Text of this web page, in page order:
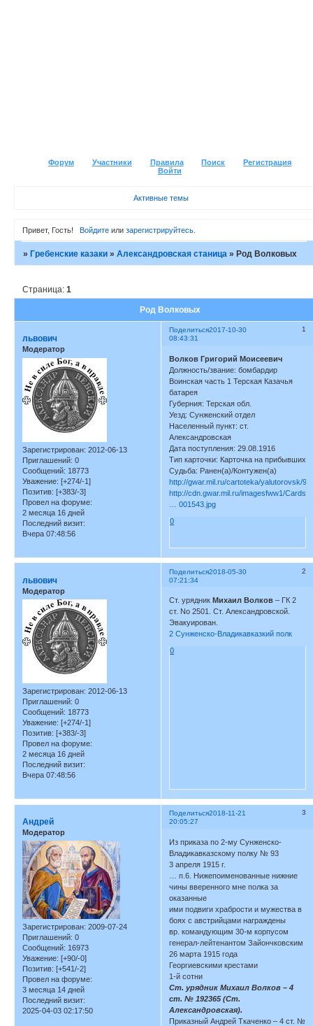
Форум Участники Правила Поиск
Регистрация
Войти
Активные темы
Привет, Гость! Войдитеили зарегистрируйтесь.
»Гребенские казаки »Александровская станица »Род Волковых
Род Волковых
Страница:1
Поделиться 1
2017-10-30
08:43:31
львович
Модератор
Зарегистрирован: 2012-06-13
Приглашений: 0
Сообщений: 18773
Уважение: [+274/-1]
Позитив: [+383/-3]
Провел на форуме:
2 месяца 16 дней
Последний визит:
Вчера 07:48:56
Волков Григорий Моисеевич
Должность/звание: бомбардир
Воинская часть 1 Терская Казачья
батарея
Губерния: Терская обл.
Уезд: Сунженский отдел
Населенный пункт: ст.
Александровская
Дата поступления: 29.08.1916
Тип карточки: Карточка на прибывших
Судьба: Ранен(а)/Контужен(а)
http://gwar.mil.ru/cartoteka/yalutorovsk/
http://cdn.gwar.mil.ru/imagesfww1/Cards
… 001543.jpg
0
Поделиться 2
2018-05-30
07:21:34
львович
Модератор
Зарегистрирован: 2012-06-13
Приглашений: 0
Сообщений: 18773
Уважение: [+274/-1]
Позитив: [+383/-3]
Провел на форуме:
2 месяца 16 дней
Последний визит:
Вчера 07:48:56
Ст. урядник Михаил Волков – ГК 2
ст. No 2501. Ст. Александровской.
Эвакуирован.
2 Сунженско-Владикавказкий полк
0
Поделиться 3
2018-11-21
20:05:27
Андрей
Модератор
Зарегистрирован: 2009-07-24
Приглашений: 0
Сообщений: 16973
Уважение: [+90/-0]
Позитив: [+541/-2]
Провел на форуме:
3 месяца 14 дней
Последний визит:
2025-04-03 02:17:50
Из приказа по 2-му Сунженско-
Владикавказскому полку № 93
3 апреля 1915 г.
… п.6. Нижепоименованные нижние
чины вверенного мне полка за
оказанные
ими подвиги храбрости и мужества в
боях с австрийцами награждены
вр. командующим 30-м корпусом
генерал-лейтенантом Зайончковским
26 марта 1915 года
Георгиевскими крестами
1-й сотни
Ст. урядник Михаил Волков – 4
ст. № 192365 (Ст.
Александровская).
Приказный Андрей Ткаченко – 4 ст. №